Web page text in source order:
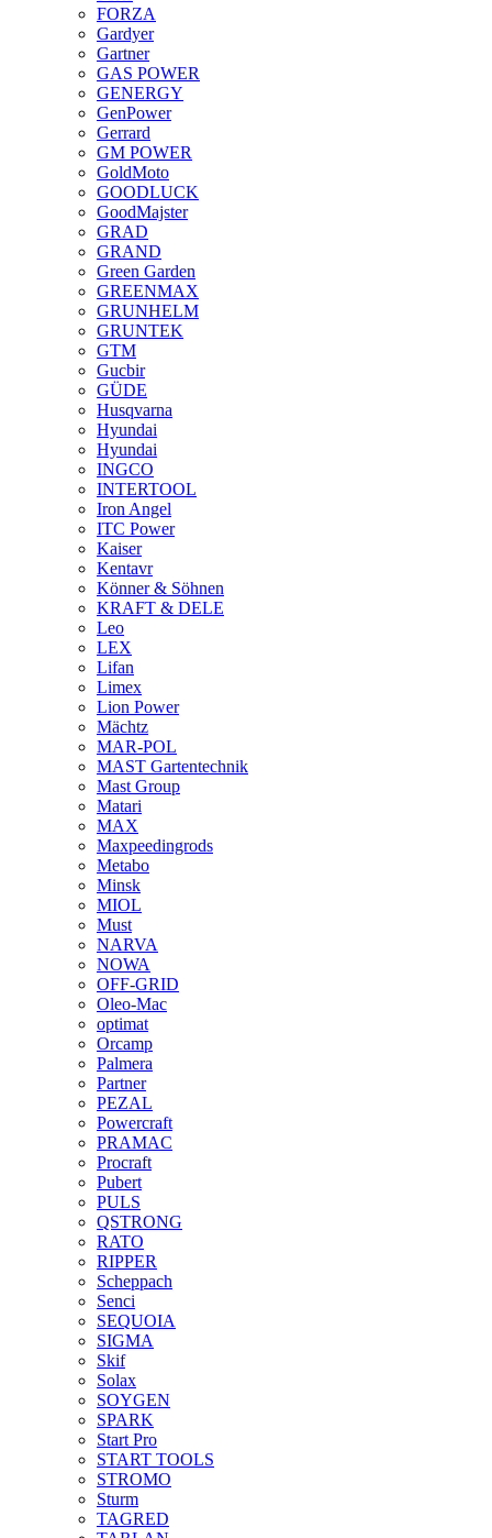
FORZA
Gardyer
Gartner
GAS POWER
GENERGY
GenPower
Gerrard
GM POWER
GoldMoto
GOODLUCK
GoodMajster
GRAD
GRAND
Green Garden
GREENMAX
GRUNHELM
GRUNTEK
GTM
Gucbir
GÜDE
Husqvarna
Hyundai
Hyundai
INGCO
INTERTOOL
Iron Angel
ITC Power
Kaiser
Kentavr
Könner & Söhnen
KRAFT & DELE
Leo
LEX
Lifan
Limex
Lion Power
Mächtz
MAR-POL
MAST Gartentechnik
Mast Group
Matari
MAX
Maxpeedingrods
Metabo
Minsk
MIOL
Must
NARVA
NOWA
OFF-GRID
Oleo-Mac
optimat
Orcamp
Palmera
Partner
PEZAL
Powercraft
PRAMAC
Procraft
Pubert
PULS
QSTRONG
RATO
RIPPER
Scheppach
Senci
SEQUOIA
SIGMA
Skif
Solax
SOYGEN
SPARK
Start Pro
START TOOLS
STROMO
Sturm
TAGRED